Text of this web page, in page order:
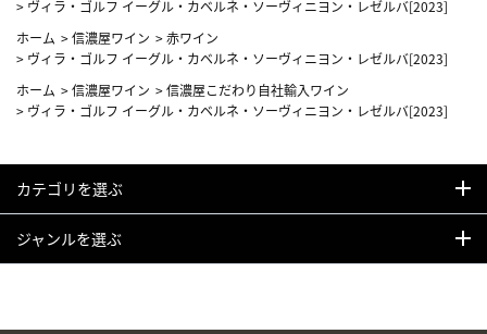
> ヴィラ・ゴルフ イーグル・カベルネ・ソーヴィニヨン・レゼルバ[2023]
ホーム >信濃屋ワイン >赤ワイン
> ヴィラ・ゴルフ イーグル・カベルネ・ソーヴィニヨン・レゼルバ[2023]
ホーム >信濃屋ワイン >信濃屋こだわり自社輸入ワイン
> ヴィラ・ゴルフ イーグル・カベルネ・ソーヴィニヨン・レゼルバ[2023]
カテゴリを選ぶ
ジャンルを選ぶ